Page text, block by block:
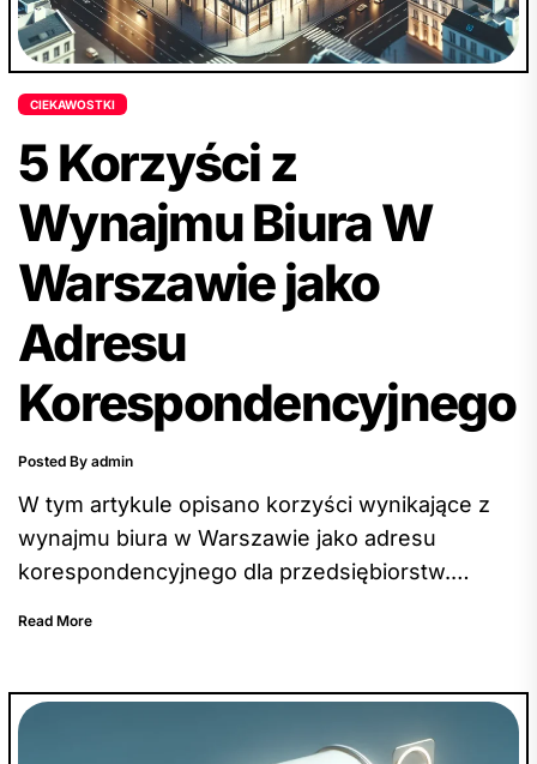
CIEKAWOSTKI
5 Korzyści z
Wynajmu Biura W
Warszawie jako
Adresu
Korespondencyjnego
Posted By admin
W tym artykule opisano korzyści wynikające z
wynajmu biura w Warszawie jako adresu
korespondencyjnego dla przedsiębiorstw.
omówione pod kątem ich wpływu na
efektywność działalności biznesowej. Autor
Read More